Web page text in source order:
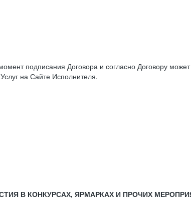
подписания Договора и согласно Договору
на Сайте Исполнителя.
В КОНКУРСАХ, ЯРМАРКАХ И ПРОЧИХ